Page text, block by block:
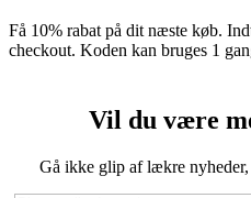
Få 10% rabat på dit næste køb.
checkout. Koden kan bruges 1
Vil du være
Gå ikke glip af lækre